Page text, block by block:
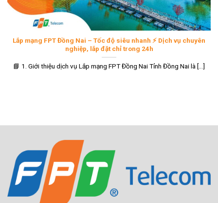
Lắp mạng FPT Đồng Nai – Tốc độ siêu nhanh ⚡ Dịch vụ chuyên
nghiệp, lắp đặt chỉ trong 24h
📘 1. Giới thiệu dịch vụ Lắp mạng FPT Đồng Nai Tỉnh Đồng Nai là [...]